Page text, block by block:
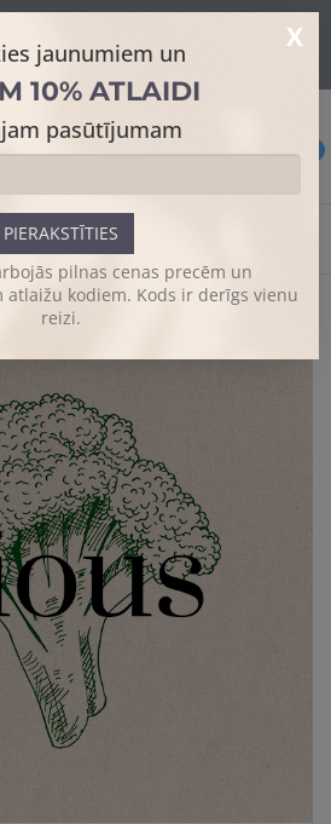
X
jaunumiem un
10% ATLAIDI
pasūtījumam
PIERAKSTĪTIES
pilnas cenas precēm un
atlaižu kodiem. Kods ir derīgs vienu
reizi.
Broccolicious